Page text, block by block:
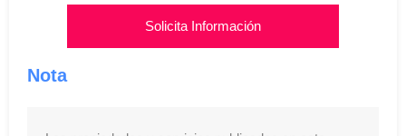
Solicita Información
Nota